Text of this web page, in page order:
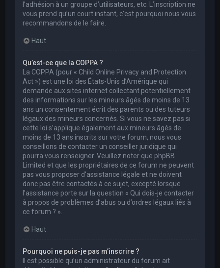
l’adhésion à un groupe d’utilisateurs, etc. L’inscription ne
vous prend qu’un court instant, c’est pourquoi nous vous
recommandons de le faire.
Haut
Qu’est-ce que la COPPA ?
La COPPA (pour « Child Online Privacy and Protection
Act ») est une loi des États-Unis d’Amérique qui
demande aux sites internet collectant potentiellement
des informations sur les mineurs âgés de moins de 13
ans un consentement écrit des parents ou des tuteurs
légaux des mineurs concernés. Si vous ne savez pas si
cette loi s’applique également aux mineurs âgés de
moins de 13 ans inscrits sur votre forum, nous vous
conseillons de contacter un conseiller juridique qui
pourra vous renseigner. Veuillez noter que phpBB
Limited et que les propriétaires de ce forum ne peuvent
pas vous proposer d’assistance légale et ne doivent
donc pas être contactés à ce sujet, excepté lorsque
l’assistance porte sur la question « Qui dois-je contacter
à propos de problèmes d’abus ou d’ordres légaux liés à
ce forum ? ».
Haut
Pourquoi ne puis-je pas m’inscrire ?
Il est possible qu’un administrateur du forum ait